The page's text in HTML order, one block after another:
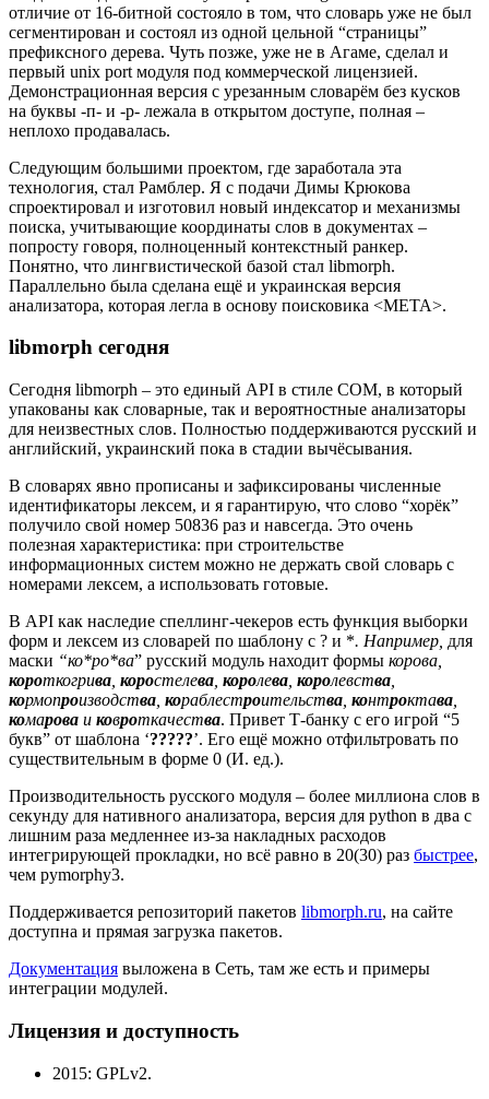
отличие от 16-битной состояло в том, что словарь уже не был
сегментирован и состоял из одной цельной “страницы”
префиксного дерева. Чуть позже, уже не в Агаме, сделал и
первый unix port модуля под коммерческой лицензией.
Демонстрационная версия с урезанным словарём без кусков
на буквы -п- и -р- лежала в открытом доступе, полная –
неплохо продавалась.
Следующим большими проектом, где заработала эта
технология, стал Рамблер. Я с подачи Димы Крюкова
спроектировал и изготовил новый индексатор и механизмы
поиска, учитывающие координаты слов в документах –
попросту говоря, полноценный контекстный ранкер.
Понятно, что лингвистической базой стал libmorph.
Параллельно была сделана ещё и украинская версия
анализатора, которая легла в основу поисковика <МЕТА>.
libmorph сегодня
Сегодня libmorph – это единый API в стиле COM, в который
упакованы как словарные, так и вероятностные анализаторы
для неизвестных слов. Полностью поддерживаются русский и
английский, украинский пока в стадии вычёсывания.
В словарях явно прописаны и зафиксированы численные
идентификаторы лексем, и я гарантирую, что слово “хорёк”
получило свой номер 50836 раз и навсегда. Это очень
полезная характеристика: при строительстве
информационных систем можно не держать свой словарь с
номерами лексем, а использовать готовые.
В API как наследие спеллинг-чекеров есть функция выборки
форм и лексем из словарей по шаблону с ? и *. Например, для
маски “ко*ро*ва” русский модуль находит формы корова,
короткогрива коростелева королева королевства
кормопроизводства кораблестроительства контроктава
комарова и ковроткачества. Привет Т-банку с его игрой “5
букв” от шаблона ‘?????’. Его ещё можно отфильтровать по
существительным в форме 0 (И. ед.).
Производительность русского модуля – более миллиона слов в
секунду для нативного анализатора, версия для python в два с
лишним раза медленнее из-за накладных расходов
интегрирующей прокладки, но всё равно в 20(30) раз быстрее,
чем pymorphy3.
Поддерживается репозиторий пакетов libmorph.ru, на сайте
доступна и прямая загрузка пакетов.
Документация выложена в Сеть, там же есть и примеры
интеграции модулей.
Лицензия и доступность
2015: GPLv2.